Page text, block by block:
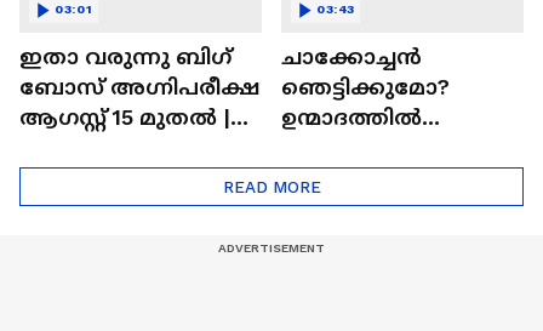
ഇതാ വരുന്നു ബിഗ്
ബോസ് അഗ്നിപരീക്ഷ
ആഗസ്റ്റ് 15 മുതൽ |
03:01
ചാക്കോച്ചന്‍
ഞെട്ടിക്കുമോ?
ഉന്മാദത്തിൽ
ന്ത്?| Unmadham
Movie| Kunchacko
03:43
READ MORE